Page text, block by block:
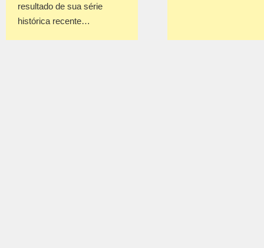
resultado de sua série
histórica recente…